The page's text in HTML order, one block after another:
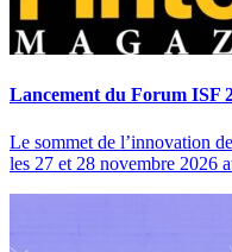
Lancement du Forum ISF
Le sommet de l’innovation
les 27 et 28 novembre 2026